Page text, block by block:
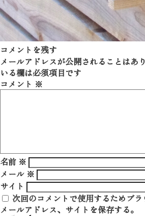
コメントを残す
メールアドレスが公開されることはあ
いる欄は必須項目です
コメント ※
名前 ※
メール ※
サイト
次回のコメントで使用するためブラ
メールアドレス、サイトを保存する。